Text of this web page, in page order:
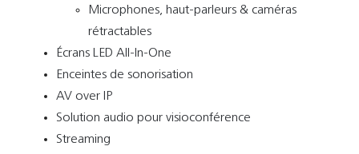
Microphones, haut-parleurs & caméras
rétractables
Écrans LED All-In-One
Enceintes de sonorisation
AV over IP
Solution audio pour visioconférence
Streaming